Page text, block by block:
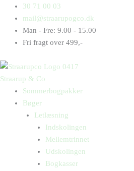
indholdet
30 71 00 03
mail@straarupogco.dk
Man - Fre: 9.00 - 15.00
Fri fragt over 499,-
Straarup & Co
Sommerbogpakker
Bøger
Letlæsning
Indskolingen
Mellemtrinnet
Udskolingen
Bogkasser
Products
search
Products
search
MEGAHAIR